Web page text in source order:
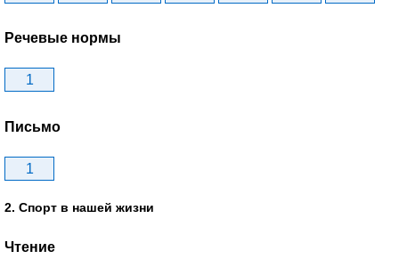
Речевые нормы
1
Письмо
1
2. Спорт в нашей жизни
Чтение